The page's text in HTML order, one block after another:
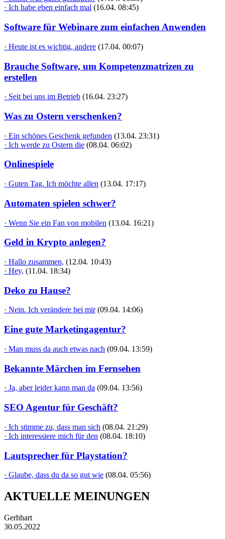
· Ich habe eben einfach mal (16.04. 08:45)
Software für Webinare zum einfachen Anwenden
· Heute ist es wichtig, andere (17.04. 00:07)
Brauche Software, um Kompetenzmatrizen zu
erstellen
· Seit bei uns im Betrieb (16.04. 23:27)
Was zu Ostern verschenken?
· Ein schönes Geschenk gefunden (13.04. 23:31)
· Ich werde zu Ostern die (08.04. 06:02)
Onlinespiele
· Guten Tag. Ich möchte allen (13.04. 17:17)
Automaten spielen schwer?
· Wenn Sie ein Fan von mobilen (13.04. 16:21)
Geld in Krypto anlegen?
· Hallo zusammen, (12.04. 10:43)
· Hey, (11.04. 18:34)
Deko zu Hause?
· Nein. Ich verändere bei mir (09.04. 14:06)
Eine gute Marketingagentur?
· Man muss da auch etwas nach (09.04. 13:59)
Bekannte Märchen im Fernsehen
· Ja, aber leider kann man da (09.04. 13:56)
SEO Agentur für Geschäft?
· Ich stimme zu, dass man sich (08.04. 21:29)
· Ich interessiere mich für den (08.04. 18:10)
Lautsprecher für Playstation?
· Glaube, dass du da so gut wie (08.04. 05:56)
AKTUELLE MEINUNGEN
Gerhhart
30.05.2022